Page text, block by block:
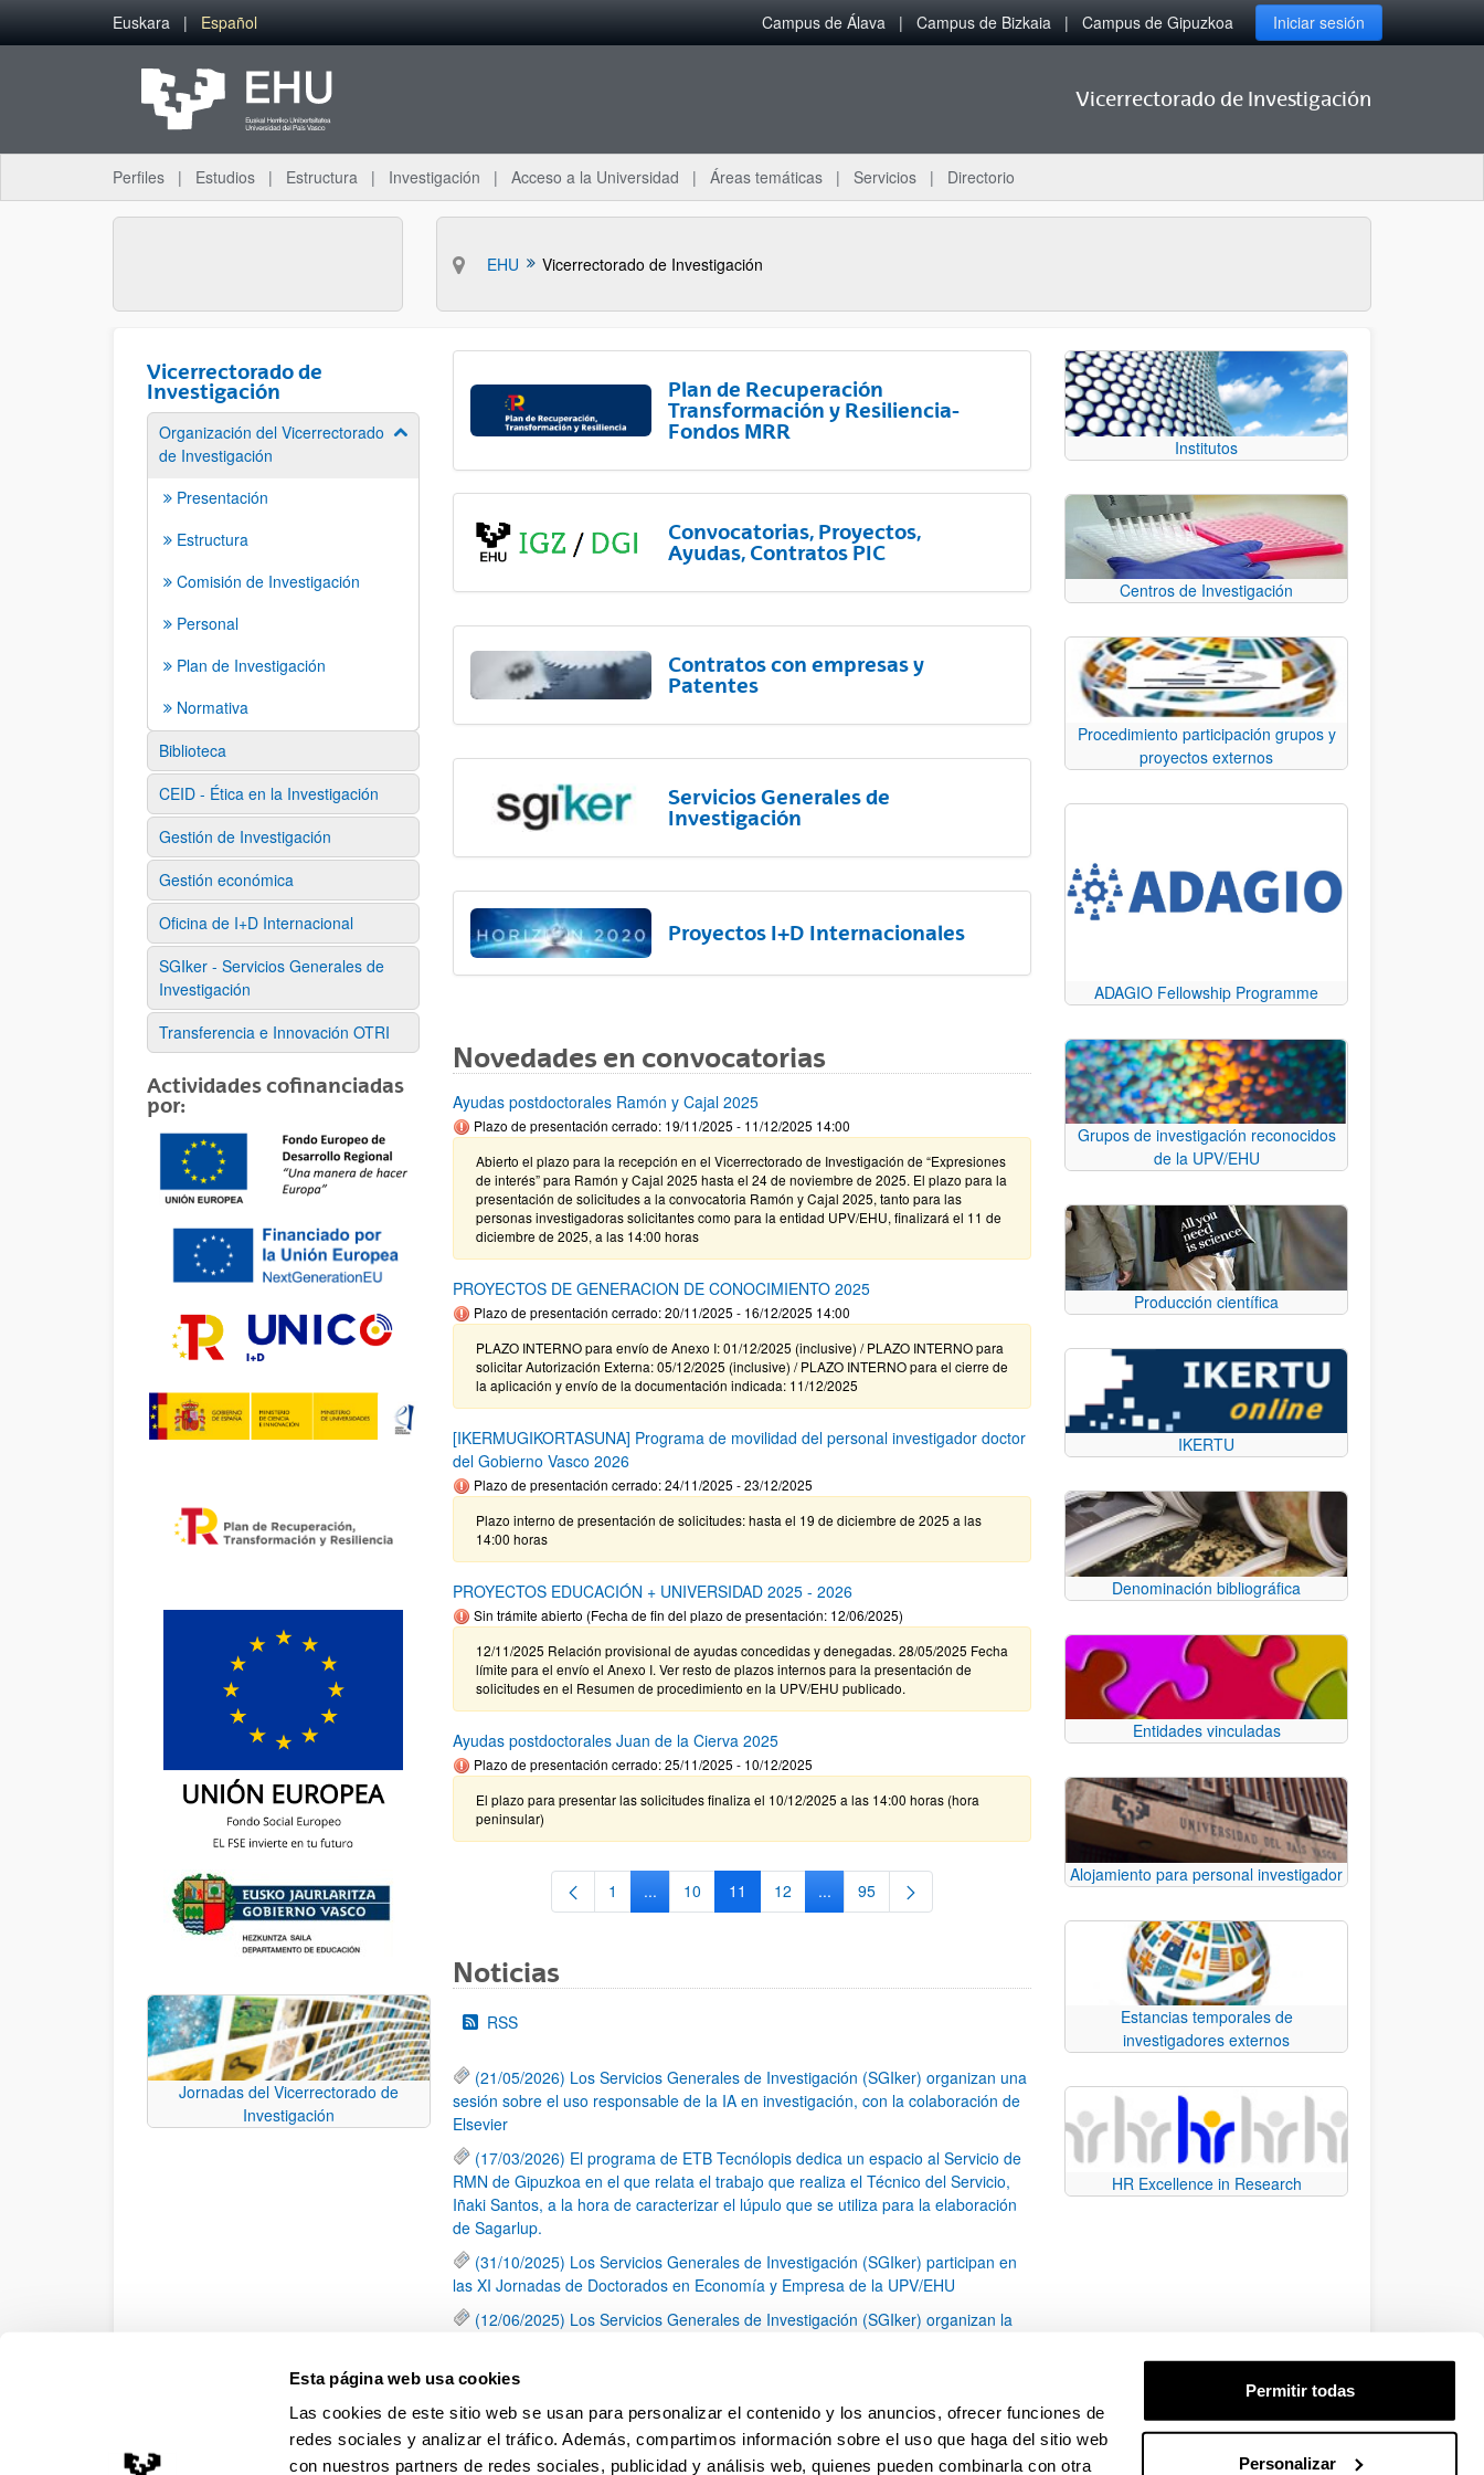
Esta página web usa cookies
Las cookies de este sitio web se usan para personalizar el contenido y los anuncios, ofrecer funciones de
redes sociales y analizar el tráfico. Además, compartimos información sobre el uso que haga del sitio web
con nuestros partners de redes sociales, publicidad y análisis web, quienes pueden combinarla con otra
Permitir todas
Personalizar
Saltar al contenido principal
Euskara Español Campus de Álava Campus de Bizkaia Campus de Gipuzkoa Iniciar sesión
Vicerrectorado de Investigación
Perfiles Estudios Estructura Investigación Acceso a la Universidad Áreas temáticas Servicios Directorio
EHU Vicerrectorado de Investigación
Vicerrectorado de
Investigación
Organización del Vicerrectorado
de Investigación
Mostrar/ocultar subpáginas
Presentación
Estructura
Comisión de Investigación
Personal
Plan de Investigación
Normativa
Biblioteca
CEID - Ética en la Investigación
Gestión de Investigación
Gestión económica
Oficina de I+D Internacional
SGIker - Servicios Generales de
Investigación
Transferencia e Innovación OTRI
Actividades cofinanciadas
por:
Jornadas del Vicerrectorado de
Investigación
Plan de Recuperación
Transformación y Resiliencia-
Fondos MRR
Convocatorias, Proyectos,
Ayudas, Contratos PIC
Contratos con empresas y
Patentes
Servicios Generales de
Investigación
Proyectos I+D Internacionales
Novedades en convocatorias
Ayudas postdoctorales Ramón y Cajal 2025
Plazo de presentación cerrado: 19/11/2025 - 11/12/2025 14:00
Abierto el plazo para la recepción en el Vicerrectorado de Investigación de “Expresiones
de interés” para Ramón y Cajal 2025 hasta el 24 de noviembre de 2025. El plazo para la
presentación de solicitudes a la convocatoria Ramón y Cajal 2025, tanto para las
personas investigadoras solicitantes como para la entidad UPV/EHU, finalizará el 11 de
diciembre de 2025, a las 14:00 horas
PROYECTOS DE GENERACION DE CONOCIMIENTO 2025
Plazo de presentación cerrado: 20/11/2025 - 16/12/2025 14:00
PLAZO INTERNO para envío de Anexo I: 01/12/2025 (inclusive) / PLAZO INTERNO para
solicitar Autorización Externa: 05/12/2025 (inclusive) / PLAZO INTERNO para el cierre de
la aplicación y envío de la documentación indicada: 11/12/2025
[IKERMUGIKORTASUNA] Programa de movilidad del personal investigador doctor
del Gobierno Vasco 2026
Plazo de presentación cerrado: 24/11/2025 - 23/12/2025
Plazo interno de presentación de solicitudes: hasta el 19 de diciembre de 2025 a las
14:00 horas
PROYECTOS EDUCACIÓN + UNIVERSIDAD 2025 - 2026
Sin trámite abierto (Fecha de fin del plazo de presentación: 12/06/2025)
12/11/2025 Relación provisional de ayudas concedidas y denegadas. 28/05/2025 Fecha
límite para el envío el Anexo I. Ver resto de plazos internos para la presentación de
solicitudes en el Resumen de procedimiento en la UPV/EHU publicado.
Ayudas postdoctorales Juan de la Cierva 2025
Plazo de presentación cerrado: 25/11/2025 - 10/12/2025
El plazo para presentar las solicitudes finaliza el 10/12/2025 a las 14:00 horas (hora
peninsular)
Página
1 ...Páginas intermedias Use TAB para desplazarse.
Página
10 Página
11 Página
12 ...Páginas intermedias Use TAB para desplazarse.
Página
95
Noticias
RSS
(21/05/2026) Los Servicios Generales de Investigación (SGIker) organizan una
sesión sobre el uso responsable de la IA en investigación, con la colaboración de
Elsevier
(17/03/2026) El programa de ETB Tecnólopis dedica un espacio al Servicio de
RMN de Gipuzkoa en el que relata el trabajo que realiza el Técnico del Servicio,
Iñaki Santos, a la hora de caracterizar el lúpulo que se utiliza para la elaboración
de Sagarlup.
(31/10/2025) Los Servicios Generales de Investigación (SGIker) participan en
las XI Jornadas de Doctorados en Economía y Empresa de la UPV/EHU
(12/06/2025) Los Servicios Generales de Investigación (SGIker) organizan la
una caracterización química de dos variedades de lúpulo silvestre
1 2 3 ... 79
Institutos
Centros de Investigación
Procedimiento participación grupos y
proyectos externos
ADAGIO Fellowship Programme
Grupos de investigación reconocidos
de la UPV/EHU
Producción científica
IKERTU
Denominación bibliográfica
Entidades vinculadas
Alojamiento para personal investigador
Estancias temporales de
investigadores externos
HR Excellence in Research